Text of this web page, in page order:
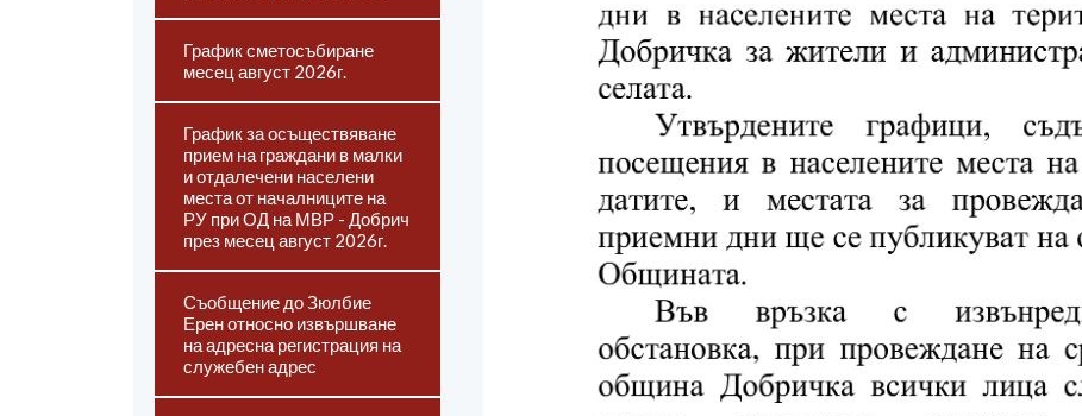
График сметосъбиране
месец август 2026г.
График за осъществяване
прием на граждани в малки
и отдалечени населени
места от началниците на
РУ при ОД на МВР - Добрич
през месец август 2026г.
Съобщение до Зюлбие
Ерен относно извършване
на адресна регистрация на
служебен адрес